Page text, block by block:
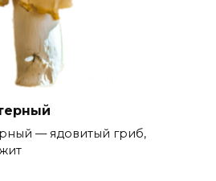
— ядовитый гриб,